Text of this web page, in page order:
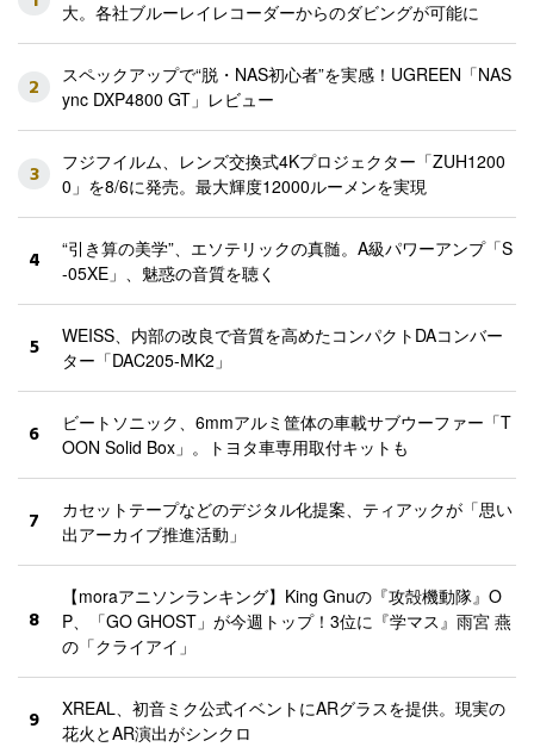
大。各社ブルーレイレコーダーからのダビングが可能に
2
スペックアップで“脱・NAS初心者”を実感！UGREEN「NAS
ync DXP4800 GT」レビュー
3
フジフイルム、レンズ交換式4Kプロジェクター「ZUH1200
0」を8/6に発売。最大輝度12000ルーメンを実現
4
“引き算の美学”、エソテリックの真髄。A級パワーアンプ「S
-05XE」、魅惑の音質を聴く
5
WEISS、内部の改良で音質を高めたコンパクトDAコンバー
ター「DAC205-MK2」
6
ビートソニック、6mmアルミ筐体の車載サブウーファー「T
OON Solid Box」。トヨタ車専用取付キットも
7
カセットテープなどのデジタル化提案、ティアックが「思い
出アーカイブ推進活動」
8
【moraアニソンランキング】King Gnuの『攻殻機動隊』O
P、「GO GHOST」が今週トップ！3位に『学マス』雨宮 燕
の「クライアイ」
9
XREAL、初音ミク公式イベントにARグラスを提供。現実の
花火とAR演出がシンクロ